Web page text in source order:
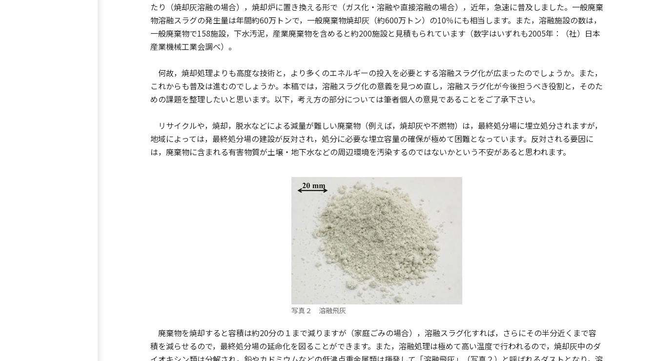
たり（焼却灰溶融の場合），焼却炉に置き換える形で（ガス化・溶融や直接溶融の場合），近年，急速に普及しました。一般廃棄
物溶融スラグの発生量は年間約60万トンで，一般廃棄物焼却灰（約600万トン）の10％にも相当します。また，溶融施設の数は，
一般廃棄物で158施設，下水汚泥，産業廃棄物を含めると約200施設と見積もられています（数字はいずれも2005年：（社）日本
産業機械工業会調べ）。
何故，焼却処理よりも高度な技術と，より多くのエネルギーの投入を必要とする溶融スラグ化が広まったのでしょうか。また，
これからも普及は進むのでしょうか。本稿では，溶融スラグ化の意義を見つめ直し，溶融スラグ化が今後担うべき役割と，そのた
めの課題を整理したいと思います。以下，考え方の部分については筆者個人の意見であることをご了承下さい。
リサイクルや，焼却，脱水などによる減量が難しい廃棄物（例えば，焼却灰や不燃物）は，最終処分場に埋立処分されますが，
地域によっては，最終処分場の建設が反対され，処分に必要な埋立容量の確保が極めて困難となっています。反対される要因に
は，廃棄物に含まれる有害物質が土壌・地下水などの周辺環境を汚染するのではないかという不安があると思われます。
写真２ 溶融飛灰
廃棄物を焼却すると容積は約20分の１まで減りますが（家庭ごみの場合），溶融スラグ化すれば，さらにその半分近くまで容
積を減らせるので，最終処分場の延命化を図ることができます。また，溶融処理は極めて高い温度で行われるので，焼却灰中のダ